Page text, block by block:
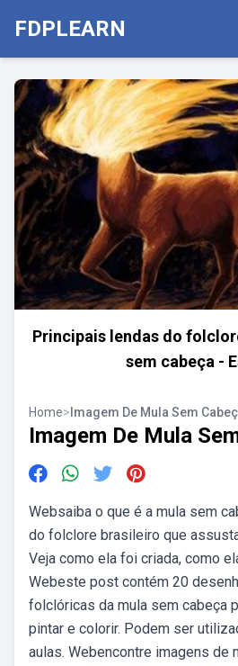
FDPLEARN
Principais lendas do
sem cabeça -
Home> Imagem De Mula Sem
Imagem De Mula
Websaiba o que é a mula sem
do folclore brasileiro que
Veja como ela foi criada, como
Webeste post contém 20
folclóricas da mula sem cabeça
pintar e colorir. Podem ser
aulas. Webencontre imagens de